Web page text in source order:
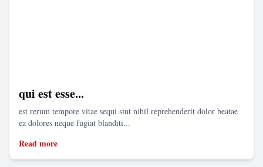
qui est esse...
est rerum tempore vitae sequi sint nihil reprehenderit dolor beatae
ea dolores neque fugiat blanditi...
Read more